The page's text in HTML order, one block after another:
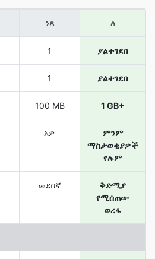
ነጻ ለ
1 ያልተገደበ
1 ያልተገደበ
100 MB 1 GB+
አዎ
ምንም
ማስታወቂያዎች
የሉም
መደበኛ
ቅድሚያ
የሚሰጠው
ወረፋ